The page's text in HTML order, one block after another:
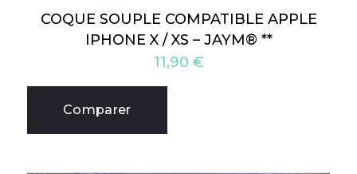
COQUE SOUPLE COMPATIBLE APPLE
IPHONE X / XS – JAYM® **
11,90 €
Comparer